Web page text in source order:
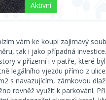
Aktivní
vám ke koupi zajímavý
tak i jako případná
v přízemí i v patře, které
legálního vjezdu přímo z
s navazujícím, zámkovou
rovněž využít k parkování.